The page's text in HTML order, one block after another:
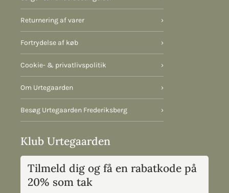
Returnering af varer ›
Fortrydelse af køb ›
Cookie- & privatlivspolitik ›
Om Urtegaarden ›
Besøg Urtegaarden Frederiksberg ›
Klub Urtegaarden
Tilmeld dig og få en rabatkode på
20% som tak